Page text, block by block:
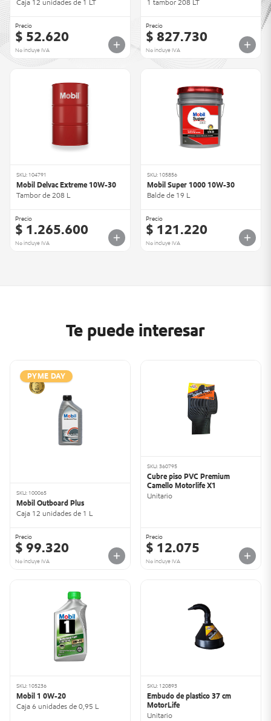
Caja 12 unidades de 1 LT
Precio
$ 52.620
No incluye IVA
1 tambor 208 LT
Precio
$ 827.730
No incluye IVA
SKU: 104791
Mobil Delvac Extreme 10W-30
Tambor de 208 L
Precio
$ 1.265.600
No incluye IVA
SKU: 105856
Mobil Super 1000 10W-30
Balde de 19 L
Precio
$ 121.220
No incluye IVA
Te puede interesar
PYME DAY
SKU: 100065
Mobil Outboard Plus
Caja 12 unidades de 1 L
Precio
$ 99.320
No incluye IVA
SKU: 360795
Cubre piso PVC Premium
Camello Motorlife X1
Unitario
Precio
$ 12.075
No incluye IVA
SKU: 105236
Mobil 1 0W-20
Caja 6 unidades de 0,95 L
SKU: 120893
Embudo de plastico 37 cm
MotorLife
Unitario